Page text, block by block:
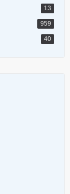
13
959
40